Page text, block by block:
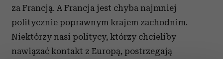
za Francją. A Francja jest chyba najmniej
politycznie poprawnym krajem zachodnim.
Niektórzy nasi politycy, którzy chcieliby
nawiązać kontakt z Europą, postrzegają